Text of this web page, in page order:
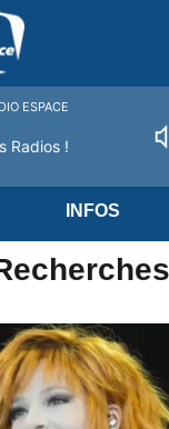
INFOS
ESPACE
Radios !